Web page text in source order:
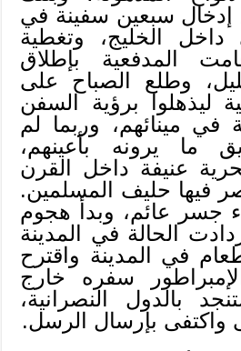
إدخال سبعين سفينة في
داخل الخليج، وتغطية
المدفعية بإطلاق
وطلع الصباح على
ليذهلوا برؤية السفن
في مينائهم، وربما لم
ما يرونه بأعينهم،
عنيفة داخل القرن
فيها حليف المسلمين.
جسر عائم، وبدأ هجوم
الحالة في المدينة
في المدينة واقترح
سفره خارج
بالدول النصرانية،
واكتفى بإرسال الرسل.